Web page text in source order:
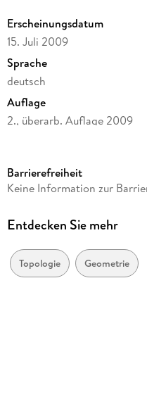
Erscheinungsdatum
15. Juli 2009
Sprache
deutsch
Auflage
2., überarb. Auflage 2009
Reihe
Autor/Autorin
Verlag/Hersteller
Vieweg+Teubner
Barrierefreiheit
Keine Information zur
Entdecken Sie mehr
Topologie Geometrie